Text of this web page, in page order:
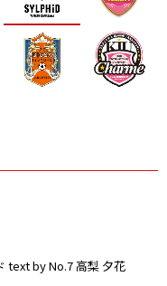
text by No.7 高梨 夕花